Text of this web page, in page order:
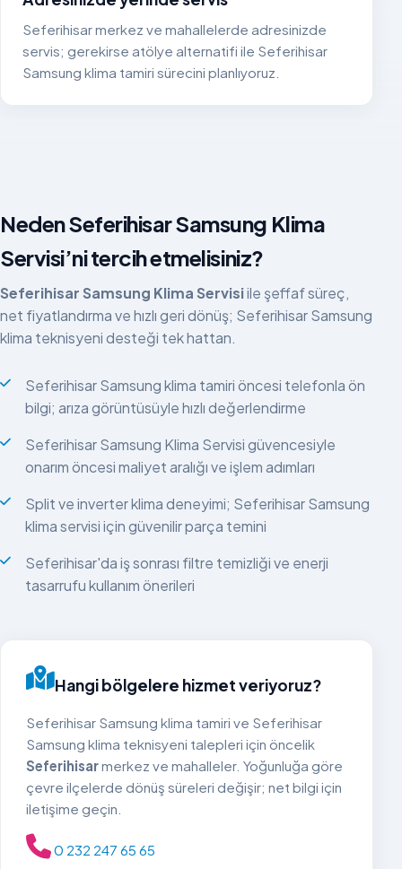
Seferihisar merkez ve mahallelerde adresinizde
servis; gerekirse atölye alternatifi ile Seferihisar
Samsung klima tamiri sürecini planlıyoruz.
Neden Seferihisar Samsung Klima
Servisi’ni tercih etmelisiniz?
Seferihisar Samsung Klima Servisiile şeffaf süreç,
net fiyatlandırma ve hızlı geri dönüş; Seferihisar Samsung
klima teknisyeni desteği tek hattan.
Seferihisar Samsung klima tamiri öncesi telefonla ön
bilgi; arıza görüntüsüyle hızlı değerlendirme
Seferihisar Samsung Klima Servisi güvencesiyle
onarım öncesi maliyet aralığı ve işlem adımları
Split ve inverter klima deneyimi; Seferihisar Samsung
klima servisi için güvenilir parça temini
Seferihisar'da iş sonrası filtre temizliği ve enerji
tasarrufu kullanım önerileri
Hangi bölgelere hizmet veriyoruz?
Seferihisar Samsung klima tamiri ve Seferihisar
Samsung klima teknisyeni talepleri için öncelik
Seferihisarmerkez ve mahalleler. Yoğunluğa göre
çevre ilçelerde dönüş süreleri değişir; net bilgi için
iletişime geçin.
0 232 247 65 65